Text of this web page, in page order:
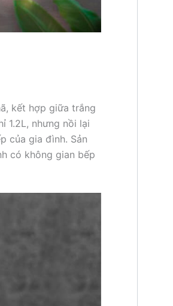
kết hợp giữa trắng
1.2L, nhưng nồi lại
của gia đình. Sản
có không gian bếp